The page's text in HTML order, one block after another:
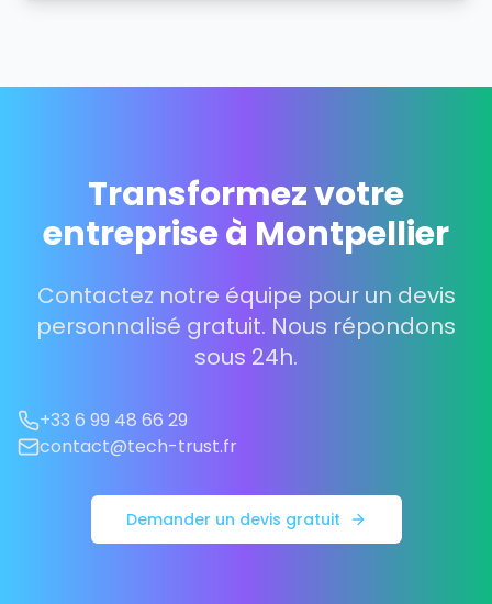
Transformez votre
entreprise à Montpellier
Contactez notre équipe pour un devis
personnalisé gratuit. Nous répondons
sous 24h.
+33 6 99 48 66 29
contact@tech-trust.fr
Demander un devis gratuit